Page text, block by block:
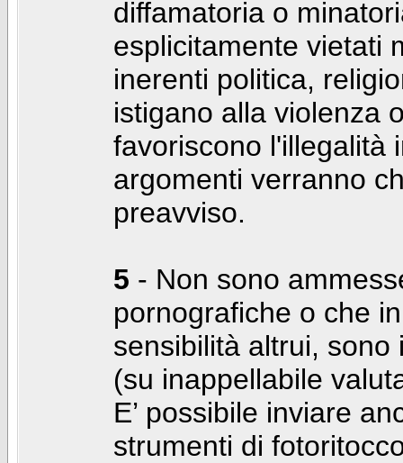
diffamatoria o
esplicitamente vietati
inerenti politica,
istigano alla violenza
favoriscono l'illegalità
argomenti verranno
preavviso.
5 - Non sono
pornografiche o che
sensibilità altrui,
(su inappellabile
E’ possibile inviare
strumenti di